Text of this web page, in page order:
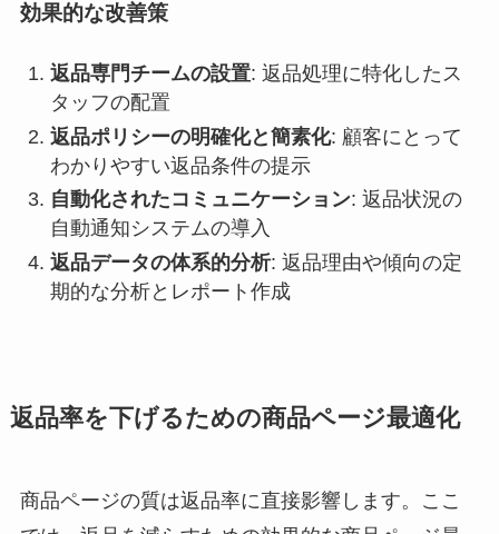
効果的な改善策
返品専門チームの設置: 返品処理に特化したス
タッフの配置
返品ポリシーの明確化と簡素化: 顧客にとって
わかりやすい返品条件の提示
自動化されたコミュニケーション: 返品状況の
自動通知システムの導入
返品データの体系的分析: 返品理由や傾向の定
期的な分析とレポート作成
返品率を下げるための商品ページ最適化
商品ページの質は返品率に直接影響します。ここ